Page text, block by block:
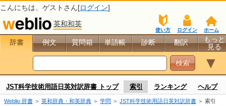
こんにちは、 ゲスト さん[ログイン]
英和和英
ホーム
ログイン
使い方
辞書 例文 質問箱 単語帳 診断 翻訳
もっと
見る
▼
JST科学技術用語日英対訳辞書 トップ 索引 ランキング ヘルプ
Weblio 辞書 ＞ 英和辞典・和英辞典 ＞ 学問 ＞ JST科学技術用語日英対訳辞書 ＞ 索引